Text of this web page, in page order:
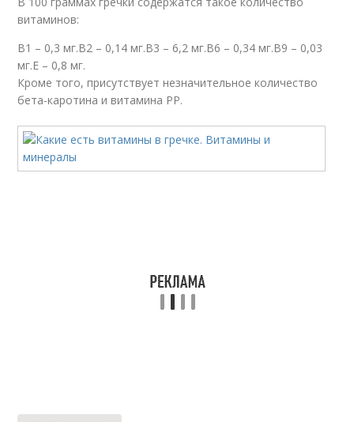
витаминов:
В1 – 0,3 мг.В2 – 0,14 мг.В3 – 6,2 мг.В6 – 0,34 мг.В9 – 0,03
мг.Е – 0,8 мг.
Кроме того, присутствует незначительное количество
бета-каротина и витамина РР.